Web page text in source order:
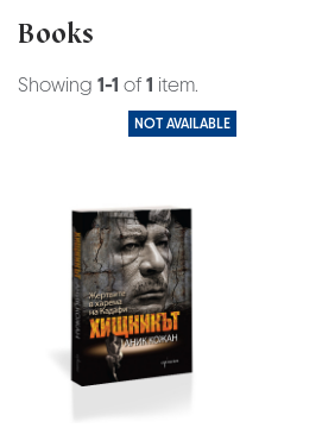
Books
Showing 1-1 of1 item.
NOT AVAILABLE